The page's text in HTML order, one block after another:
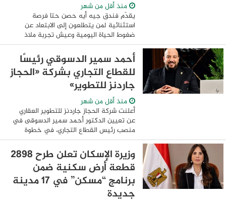
منذ أقل من شهر
يقدّم فندق جيه أيه حصن حتا فرصة
استثنائية لمن يتطلعون إلى الابتعاد عن
ضغوط الحياة اليومية وعيش تجربة ملاذ
السكينة والتوازن الصيفية (Summer
Wellness Retreat)، وذلك من الجمعة 24
يوليو وحتى السبت 25 ...
أحمد سمير الدسوقي رئيسًا
للقطاع التجاري بشركة «الحجاز
جاردنز للتطوير»
منذ أقل من شهر
أعلنت شركة الحجاز جاردنز للتطوير العقاري
عن تعيين الدكتور أحمد سمير الدسوقى في
منصب رئيس القطاع التجاري، في خطوة
تستهدف تعزيز قدرات الشركة التجارية ودعم
خططها التوسعية خلال المرحلة المقبلة،
تماشيًا ...
وزيرة الإسكان تعلن طرح 2898
قطعة أرض سكنية ضمن
برنامج “مسكن” في 17 مدينة
جديدة